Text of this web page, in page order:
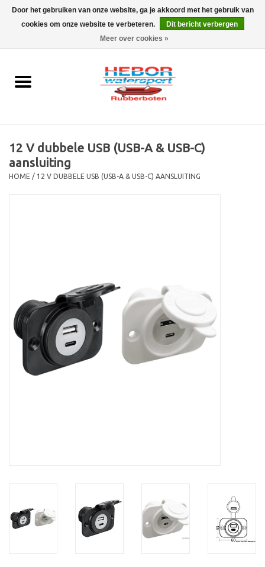
0 Artikelen - €0,00
Outboard
12 V dubbele USB (USB-A & USB-C)
aansluiting
HOME / 12 V DUBBELE USB (USB-A & USB-C) AANSLUITING
Door het gebruiken van onze website, ga je akkoord met het gebruik van
cookies om onze website te verbeteren.
Dit bericht verbergen
Meer over cookies »